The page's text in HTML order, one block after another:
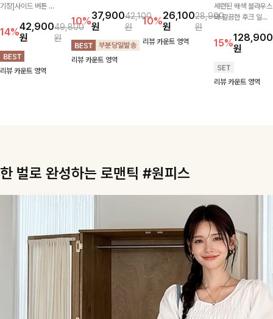
기장]사이드 버튼 디
가 되어주는 와이드
팬츠입니다. 여유롭게
떨어지는 실루엣과 가
볍게 바스락거리는 소
재감으로 시원하고 편
14%42,900
원
49,800
원
리뷰 카운트 영역
이 만나 내추럴하면서
도 세련된 무드를 연
출해주는 블라우스-
데일리룩부터 출근룩
까지 다양하게 활용하
10%37,900
원
42,100
원
리뷰 카운트 영역
면서도 세련된 무드를
완성해주는 니트 🤍
부드럽고 가벼운 착용
10%26,100
원
28,900
원
리뷰 카운트 영역
세련된 배색 블라우스
와 깔끔한 후크 일자
세트입니다. 허리 라
인을 자연스럽게 살려
일자핏 슬랙스가 만나
단정하면서도 고급스
15%128,900
원
리뷰 카운트 영역
한 벌로 완성하는 로맨틱 #원피스